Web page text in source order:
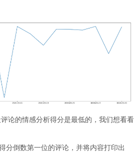
论的情感分析得分是最低的，我们想看看
分倒数第一位的评论，并将内容打印出